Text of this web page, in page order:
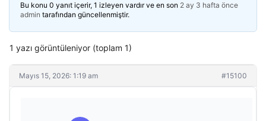
Bu konu 0 yanıt içerir, 1 izleyen vardır ve en son 2 ay 3 hafta önce
admin tarafından güncellenmiştir.
1 yazı görüntüleniyor (toplam 1)
Mayıs 15, 2026: 1:19 am #15100